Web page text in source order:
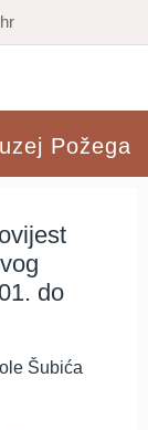
Požega
do
Šubića